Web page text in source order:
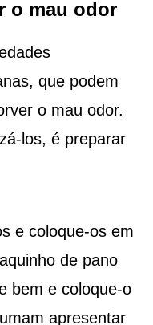
o mau odor
que podem
o mau odor.
los, é preparar
e coloque-os em
de pano
bem e coloque-o
apresentar